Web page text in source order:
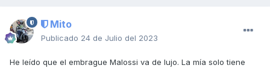
Mito
Publicado 24 de Julio del 2023
He leído que el embrague Malossi va de lujo. La mía solo tiene